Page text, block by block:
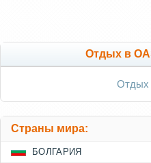
Отдых в
Отдых
Страны мира:
БОЛГАРИЯ